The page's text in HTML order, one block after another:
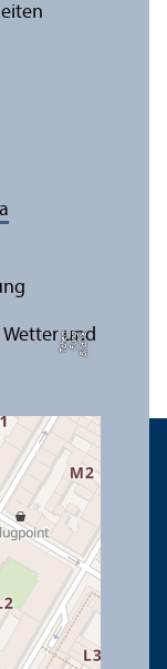
Bil
d:
Y
e
F
u
n
g
T
c
h
e
n